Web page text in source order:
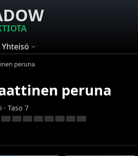
Yhteisö
peruna
peruna
· Taso 7